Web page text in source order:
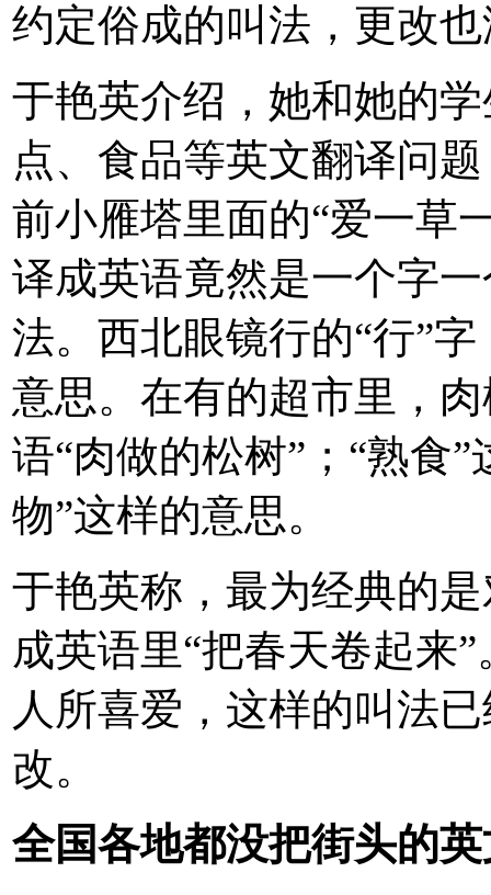
约定俗成的叫法，更改
于艳英介绍，她和她的
点、食品等英文翻译问
前小雁塔里面的“爱一草
译成英语竟然是一个字
法。西北眼镜行的“行”
意思。在有的超市里，
语“肉做的松树”；“熟食
物”这样的意思。
于艳英称，最为经典的
成英语里“把春天卷起来
人所喜爱，这样的叫法
改。
全国各地都没把街头的